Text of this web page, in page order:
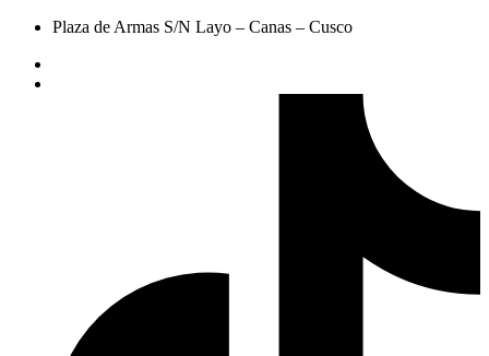
Plaza de Armas S/N Layo – Canas – Cusco